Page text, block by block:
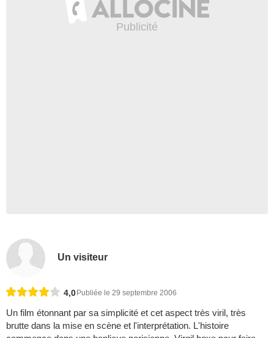
Un visiteur
4,0 Publiée le 29 septembre 2006
Un film étonnant par sa simplicité et cet aspect très viril, très
brutte dans la mise en scène et l'interprétation. L'histoire